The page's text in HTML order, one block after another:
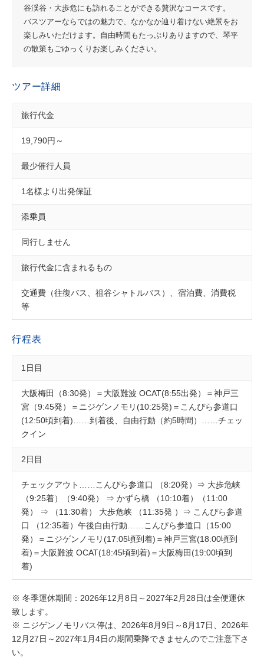
谷渓谷・大歩危にも訪れることができる贅沢なコースです。
バスツアーならではの魅力で、なかなか辿り着けない絶景をお
楽しみいただけます。自由時間もたっぷりありますので、琴平
の散策もごゆっくりお楽しみください。
ツアー詳細
旅行代金
19,790円～
最少催行人員
1名様より出発保証
添乗員
同行しません
旅行代金に含まれるもの
交通費（往復バス、祖谷シャトルバス）、宿泊費、消費税
等
行程表
1日目
大阪梅田（8:30発）＝大阪難波 OCAT(8:55出発）＝神戸三
宮（9:45発）＝ニジゲンノモリ(10:25発)＝こんぴら参道口
(12:50頃到着)……到着後、自由行動（約5時間）……チェッ
クイン
2日目
チェックアウト……こんぴら参道口 （8:20発）⇒ 大歩危峡
（9:25着）（9:40発） ⇒ かずら橋 （10:10着）（11:00
発） ⇒ （11:30着） 大歩危峡 （11:35発 ）⇒ こんぴら参道
口 （12:35着）午後自由行動……こんぴら参道口（15:00
発）＝ニジゲンノモリ(17:05頃到着)＝神戸三宮(18:00頃到
着)＝大阪難波 OCAT(18:45頃到着)＝大阪梅田(19:00頃到
着)
※ 冬季運休期間：2026年12月8日～2027年2月28日は全便運休
致します。
※ ニジゲンノモリバス停は、2026年8月9日～8月17日、2026年
12月27日～2027年1月4日の期間乗降できませんのでご注意下さ
い。